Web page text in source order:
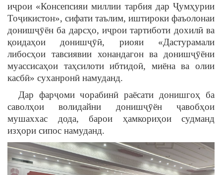
иҷрои «Консепсияи миллии тарбия дар Ҷумҳурии
Тоҷикистон», сифати таълим, иштироки фаъолонаи
донишҷӯён ба дарсҳо, иҷрои тартиботи дохилӣ ва
қоидаҳои донишҷӯӣ, риояи «Дастурамали
либосҳои тавсиявии хонандагон ва донишҷӯёни
муассисаҳои таҳсилоти ибтидоӣ, миёна ва олии
касбӣ» суханронӣ намуданд.
Дар фарҷоми чорабинӣ раёсати донишгоҳ ба
саволҳои волидайни донишҷӯён ҷавобҳои
мушаххас дода, барои ҳамкориҳои судманд
изҳори сипос намуданд.